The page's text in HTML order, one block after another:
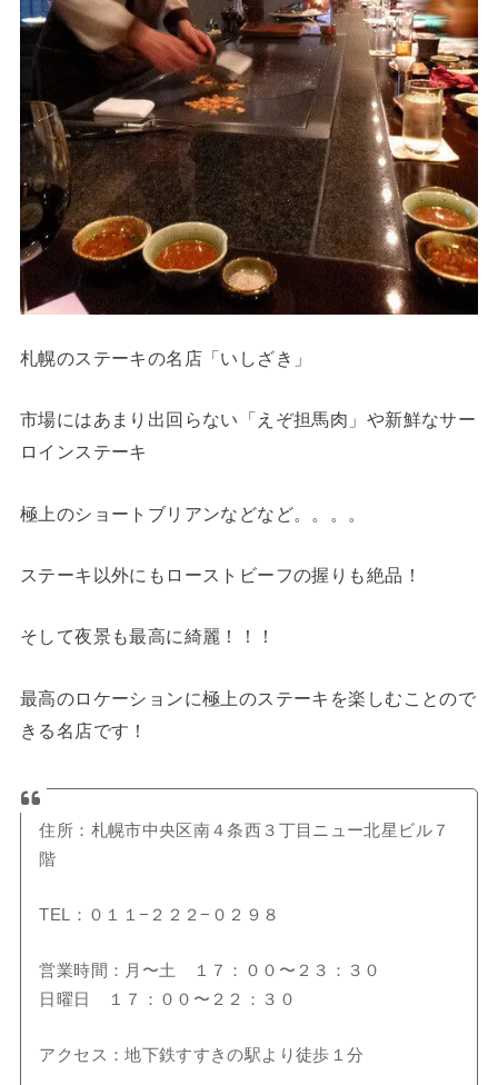
札幌のステーキの名店「いしざき」
市場にはあまり出回らない「えぞ担馬肉」や新鮮なサー
ロインステーキ
極上のショートブリアンなどなど。。。。
ステーキ以外にもローストビーフの握りも絶品！
そして夜景も最高に綺麗！！！
最高のロケーションに極上のステーキを楽しむことので
きる名店です！
住所：札幌市中央区南４条西３丁目ニュー北星ビル７
階
TEL：０１１−２２２−０２９８
営業時間：月〜土 １７：００〜２３：３０
日曜日 １７：００〜２２：３０
アクセス：地下鉄すすきの駅より徒歩１分